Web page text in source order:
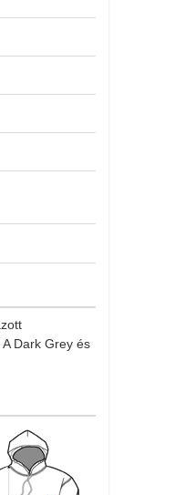
Dark Grey és